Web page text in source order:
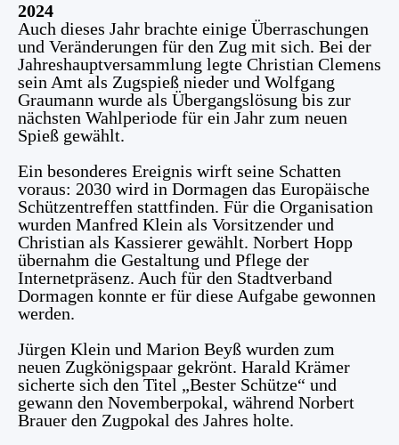
2024
Auch dieses Jahr brachte einige Überraschungen
und Veränderungen für den Zug mit sich. Bei der
Jahreshauptversammlung legte Christian Clemens
sein Amt als Zugspieß nieder und Wolfgang
Graumann wurde als Übergangslösung bis zur
nächsten Wahlperiode für ein Jahr zum neuen
Spieß gewählt.
Ein besonderes Ereignis wirft seine Schatten
voraus: 2030 wird in Dormagen das Europäische
Schützentreffen stattfinden. Für die Organisation
wurden Manfred Klein als Vorsitzender und
Christian als Kassierer gewählt. Norbert Hopp
übernahm die Gestaltung und Pflege der
Internetpräsenz. Auch für den Stadtverband
Dormagen konnte er für diese Aufgabe gewonnen
werden.
Jürgen Klein und Marion Beyß wurden zum
neuen Zugkönigspaar gekrönt. Harald Krämer
sicherte sich den Titel „Bester Schütze“ und
gewann den Novemberpokal, während Norbert
Brauer den Zugpokal des Jahres holte.